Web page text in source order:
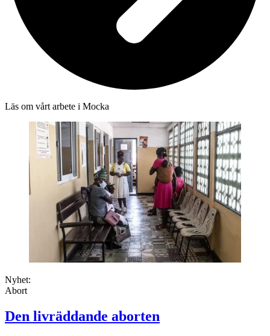
Läs om vårt arbete i Mocka
Nyhet:
Abort
Den livräddande aborten